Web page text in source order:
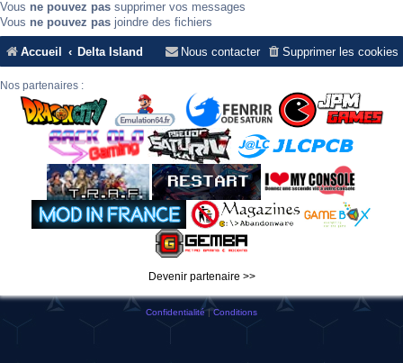
Vous ne pouvez pas supprimer vos messages
Vous ne pouvez pas joindre des fichiers
Accueil Delta Island Supprimer les cookies
Nous contacter
Nos partenaires :
Devenir partenaire >>
Confidentialité|Conditions